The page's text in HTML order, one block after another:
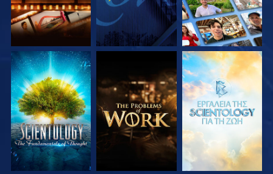
ΕΞΕΡΕΥΝΗΣΤΕ ΤΗ
ΣΕΙΡΑ
ΕΞΕΡΕΥΝΗΣΤΕ ΤΗ
ΣΕΙΡΑ
ΕΞΕΡΕΥΝΗΣΤΕ ΤΗ
ΣΕΙΡΑ